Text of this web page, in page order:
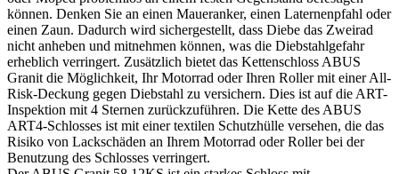
können. Denken Sie an einen Maueranker, einen Laternenpfahl oder
einen Zaun. Dadurch wird sichergestellt, dass Diebe das Zweirad
nicht anheben und mitnehmen können, was die Diebstahlgefahr
erheblich verringert. Zusätzlich bietet das Kettenschloss ABUS
Granit die Möglichkeit, Ihr Motorrad oder Ihren Roller mit einer All-
Risk-Deckung gegen Diebstahl zu versichern. Dies ist auf die ART-
Inspektion mit 4 Sternen zurückzuführen. Die Kette des ABUS
ART4-Schlosses ist mit einer textilen Schutzhülle versehen, die das
Risiko von Lackschäden an Ihrem Motorrad oder Roller bei der
Benutzung des Schlosses verringert.